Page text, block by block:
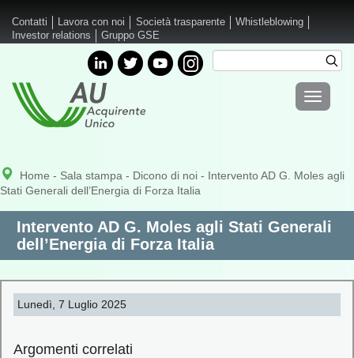
Contatti Lavora con noi Società trasparente
Whistleblowing
Investor relations
Gruppo GSE
Form di
Toggle
Home - Sala stampa - Dicono di noi - Intervento AD G. Moles agli
Stati Generali dell’Energia di Forza Italia
Intervento AD G. Moles agli Stati Generali
dell’Energia di Forza Italia
Lunedì, 7 Luglio 2025
Argomenti correlati